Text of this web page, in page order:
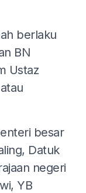
berlaku
BN
Ustaz
besar
Datuk
negeri
YB